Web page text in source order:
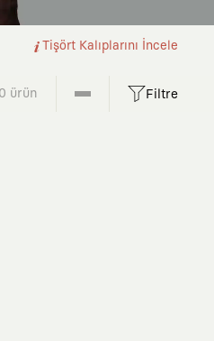
Tişört Kalıplarını İncele
0 ürün Filtre